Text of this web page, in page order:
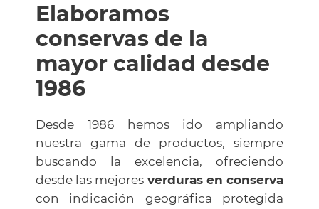
Elaboramos
conservas de la
mayor calidad desde
1986
Desde 1986 hemos ido ampliando
nuestra gama de productos, siempre
buscando la excelencia, ofreciendo
desde las mejores verduras en conserva
con indicación geográfica protegida